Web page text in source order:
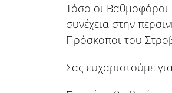
Τόσο οι Βαθμοφόροι
συνέχεια στην
Πρόσκοποι του
Σας ευχαριστούμε